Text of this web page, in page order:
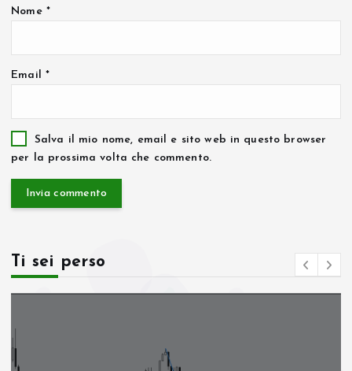
Nome *
Email *
Salva il mio nome, email e sito web in questo browser
per la prossima volta che commento.
Ti sei perso